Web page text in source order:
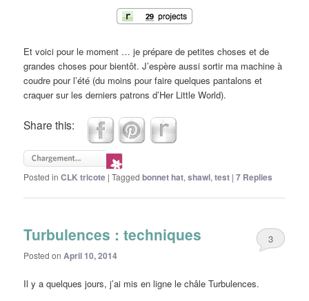
Et voici pour le moment … je prépare de petites choses et de
grandes choses pour bientôt. J’espère aussi sortir ma machine à
coudre pour l’été (du moins pour faire quelques pantalons et
craquer sur les derniers patrons d’Her Little World).
Share this:
Posted in CLK tricote |Tagged bonnet hat,shawl,test |7 Replies
Turbulences : techniques
Posted on April 10, 2014
3
Il y a quelques jours, j’ai mis en ligne le châle Turbulences.